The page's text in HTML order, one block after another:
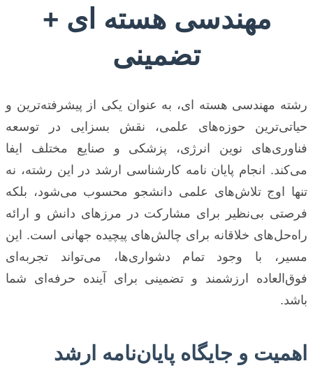
مهندسی هسته ای +
تضمینی
رشته مهندسی هسته ای، به عنوان یکی از پیشرفته‌ترین و
حیاتی‌ترین حوزه‌های علمی، نقش بسزایی در توسعه
فناوری‌های نوین انرژی، پزشکی و صنایع مختلف ایفا
می‌کند. انجام پایان نامه کارشناسی ارشد در این رشته، نه
تنها اوج تلاش‌های علمی دانشجو محسوب می‌شود، بلکه
فرصتی بی‌نظیر برای مشارکت در مرزهای دانش و ارائه
راه‌حل‌های خلاقانه برای چالش‌های پیچیده جهانی است. این
مسیر، با وجود تمام دشواری‌ها، می‌تواند تجربه‌ای
فوق‌العاده ارزشمند و تضمینی برای آینده حرفه‌ای شما
باشد.
اهمیت و جایگاه پایان‌نامه ارشد